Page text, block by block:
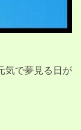
気で夢見る日が